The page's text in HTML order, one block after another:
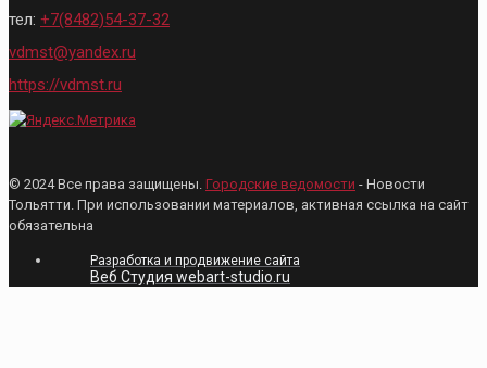
тел: +7(8482)54-37-32
vdmst@yandex.ru
https://vdmst.ru
© 2024 Все права защищены. Городские ведомости - Новости
Тольятти. При использовании материалов, активная ссылка на сайт
обязательна
Разработка и продвижение сайта
Веб Студия webart-studio.ru